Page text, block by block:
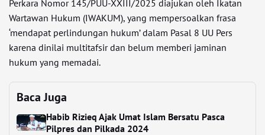
Perkara Nomor 145/PUU-XXIII/2025 diajukan oleh Ikatan
Wartawan Hukum (IWAKUM), yang mempersoalkan frasa
‘mendapat perlindungan hukum’ dalam Pasal 8 UU Pers
karena dinilai multitafsir dan belum memberi jaminan
hukum yang memadai.
Baca Juga
Habib Rizieq Ajak Umat Islam Bersatu Pasca
Pilpres dan Pilkada 2024